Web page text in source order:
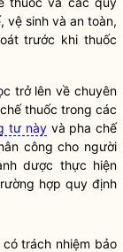
vệ sinh và an toàn,
trước khi thuốc
trở lên về chuyên
thuốc trong các
tư nàyvà pha chế
công cho người
dược thực hiện
hợp quy định
trách nhiệm bảo